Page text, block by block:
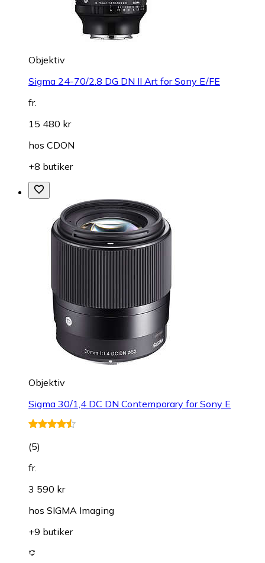
Objektiv
Sigma 24-70/2.8 DG DN II Art for Sony E/FE
fr.
15 480 kr
hos CDON
+8 butiker
Objektiv
Sigma 30/1,4 DC DN Contemporary for Sony E
(5)
fr.
3 590 kr
hos SIGMA Imaging
+9 butiker